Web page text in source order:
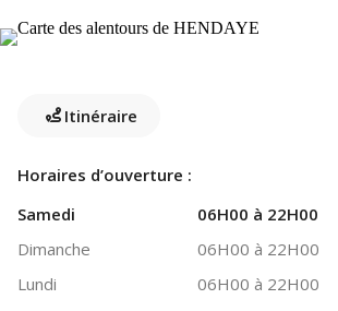
Itinéraire
Horaires d’ouverture :
Samedi
06H00 à 22H00
Dimanche
06H00 à 22H00
Lundi
06H00 à 22H00